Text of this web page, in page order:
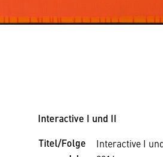
Interactive I und II
Titel/Folge
Interactive I